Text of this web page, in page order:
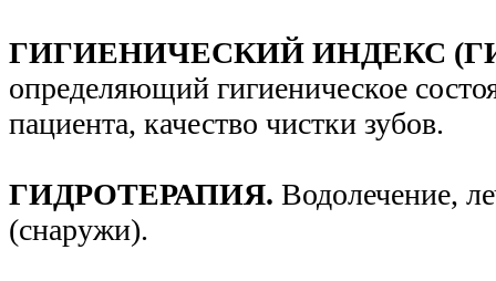
ГИГИЕНИЧЕСКИЙ ИНДЕКС
определяющий гигиеническое
пациента, качество чистки зубов.
ГИДРОТЕРАПИЯ. Водолечение,
(снаружи).